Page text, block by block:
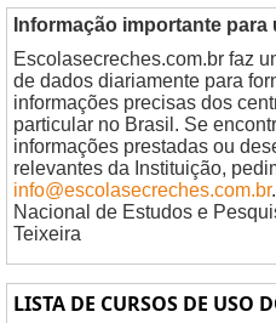
Informação importante
Escolasecreches.com.br faz
de dados diariamente para
informações precisas dos
particular no Brasil. Se
informações prestadas ou
relevantes da Instituição,
info@escolasecreches.com.br
Nacional de Estudos e
Teixeira
LISTA DE CURSOS DE USO